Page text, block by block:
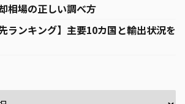
相場の正しい調べ方
ランキング】主要10カ国と輸出状況を